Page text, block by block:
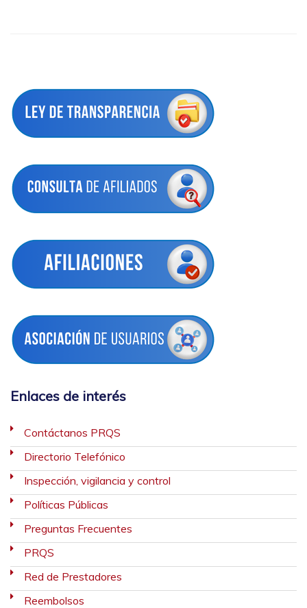
Enlaces de interés
Contáctanos PRQS
Directorio Telefónico
Inspección, vigilancia y control
Políticas Públicas
Preguntas Frecuentes
PRQS
Red de Prestadores
Reembolsos